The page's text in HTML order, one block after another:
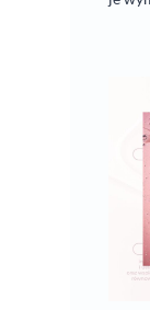
Zadbaj